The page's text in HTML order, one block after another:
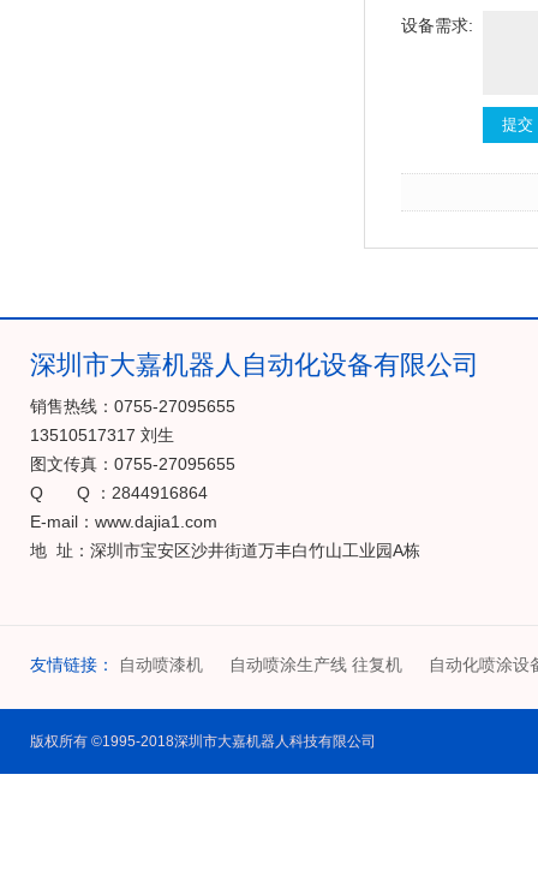
设备需求:
深圳市大嘉机器人自动化设备有限公司
销售热线：0755-27095655
13510517317 刘生
图文传真：0755-27095655
Q Q ：2844916864
E-mail：www.dajia1.com
地 址：深圳市宝安区沙井街道万丰白竹山工业园A栋
友情链接： 自动喷漆机 自动喷涂生产线 往复机 自动化喷涂设
版权所有 ©1995-2018深圳市大嘉机器人科技有限公司